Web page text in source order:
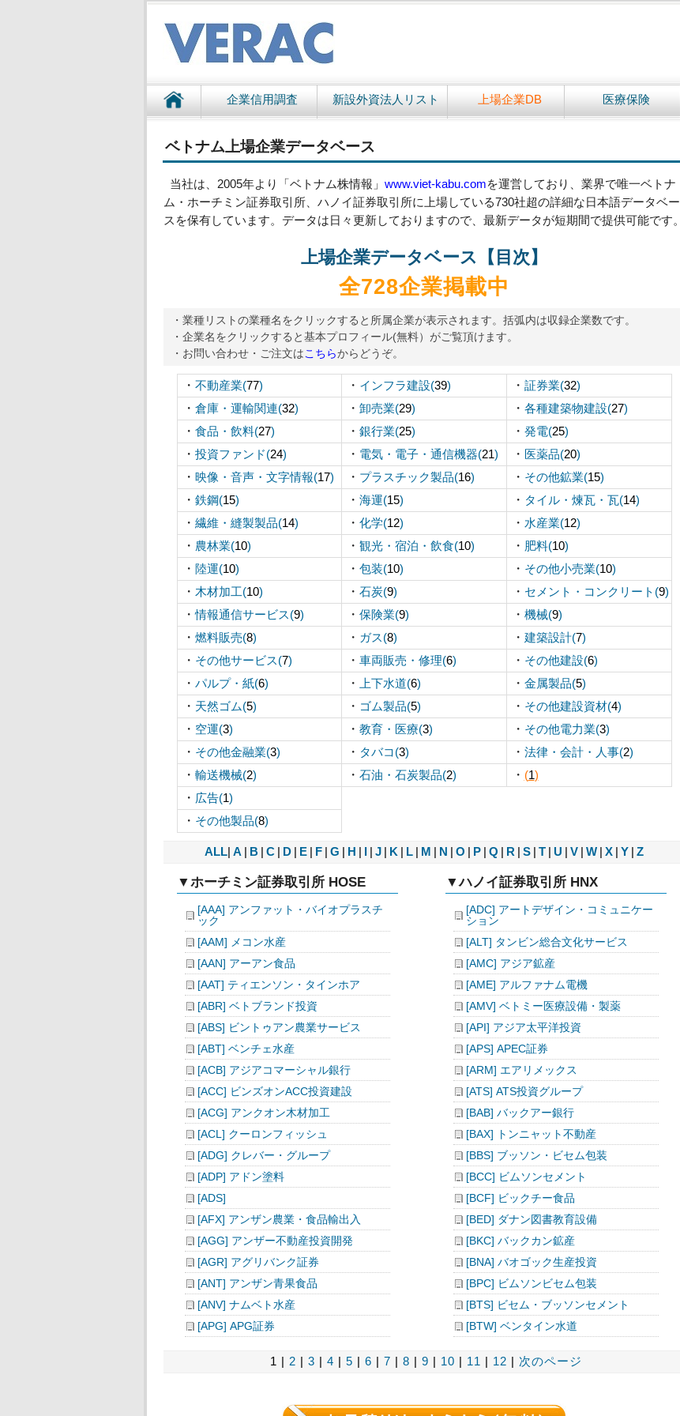
企業信用調査 新設外資法人リスト 上場企業DB 医療保険
ベトナム上場企業データベース
当社は、2005年より「ベトナム株情報」 www.viet-kabu.comを運営しており、業界で唯一ベトナ
ム・ホーチミン証券取引所、ハノイ証券取引所に上場している730社超の詳細な日本語データベー
スを保有しています。データは日々更新しておりますので、最新データが短期間で提供可能です。
上場企業データベース【目次】
全728企業掲載中
・業種リストの業種名をクリックすると所属企業が表示されます。括弧内は収録企業数です。
・企業名をクリックすると基本プロフィール(無料）がご覧頂けます。
・お問い合わせ・ご注文はこちらからどうぞ。
・ 不動産業(77) ・ インフラ建設(39) ・ 証券業(32)
・ 倉庫・運輸関連(32) ・ 卸売業(29) ・ 各種建築物建設(27)
・ 食品・飲料(27) ・ 銀行業(25) ・ 発電(25)
・ 投資ファンド(24) ・ 電気・電子・通信機器(21) ・ 医薬品(20)
・ 映像・音声・文字情報(17) ・ プラスチック製品(16) ・ その他鉱業(15)
・ 鉄鋼(15) ・ 海運(15) ・ タイル・煉瓦・瓦(14)
・ 繊維・縫製製品(14) ・ 化学(12) ・ 水産業(12)
・ 農林業(10) ・ 観光・宿泊・飲食(10) ・ 肥料(10)
・ 陸運(10) ・ 包装(10) ・ その他小売業(10)
・ 木材加工(10) ・ 石炭(9) ・ セメント・コンクリート(9)
・情報通信サービス(9) ・ 保険業(9) ・ 機械(9)
・ 燃料販売(8) ・ ガス(8) ・ 建築設計(7)
・ その他サービス(7) ・ 車両販売・修理(6) ・ その他建設(6)
・ パルプ・紙(6) ・ 上下水道(6) ・ 金属製品(5)
・ 天然ゴム(5) ・ ゴム製品(5) ・ その他建設資材(4)
・ 空運(3) ・ 教育・医療(3) ・ その他電力業(3)
・ その他金融業(3) ・ タバコ(3) ・ 法律・会計・人事(2)
・ 輸送機械(2) ・ 石油・石炭製品(2) ・ (1)
・ 広告(1)
・ その他製品(8)
ALL A B C D E F G H J K L M N O P Q R S T U V W X Y Z
▼ホーチミン証券取引所 HOSE
[AAA] アンファット・バイオプラスチ
ック
[AAM] メコン水産
[AAN] アーアン食品
[AAT] ティエンソン・タインホア
[ABR] ベトブランド投資
[ABS] ビントゥアン農業サービス
[ABT] ベンチェ水産
[ACB] アジアコマーシャル銀行
[ACC] ビンズオンACC投資建設
[ACG] アンクオン木材加工
[ACL] クーロンフィッシュ
[ADG] クレバー・グループ
[ADP] アドン塗料
[ADS]
[AFX] アンザン農業・食品輸出入
[AGG] アンザー不動産投資開発
[AGR] アグリバンク証券
[ANT] アンザン青果食品
[ANV] ナムベト水産
[APG] APG証券
▼ハノイ証券取引所 HNX
[ADC] アートデザイン・コミュニケー
ション
[ALT] タンビン総合文化サービス
[AMC] アジア鉱産
[AME] アルファナム電機
[AMV] ベトミー医療設備・製薬
[API] アジア太平洋投資
[APS] APEC証券
[ARM] エアリメックス
[ATS] ATS投資グループ
[BAB] バックアー銀行
[BAX] トンニャット不動産
[BBS] ブッソン・ビセム包装
[BCC] ビムソンセメント
[BCF] ビックチー食品
[BED] ダナン図書教育設備
[BKC] バックカン鉱産
[BNA] バオゴック生産投資
[BPC] ビムソンビセム包装
[BTS] ビセム・ブッソンセメント
[BTW] ベンタイン水道
1 | 2 3 4 5 6 7 8 9 10 11 12 次のページ